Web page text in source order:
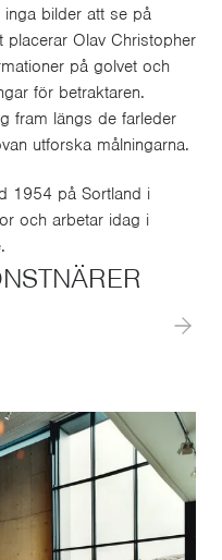
bilder att se på
Olav Christopher
på golvet och
för betraktaren.
fram längs de farleder
utforska målningarna.
1954 på Sortland i
och arbetar idag i